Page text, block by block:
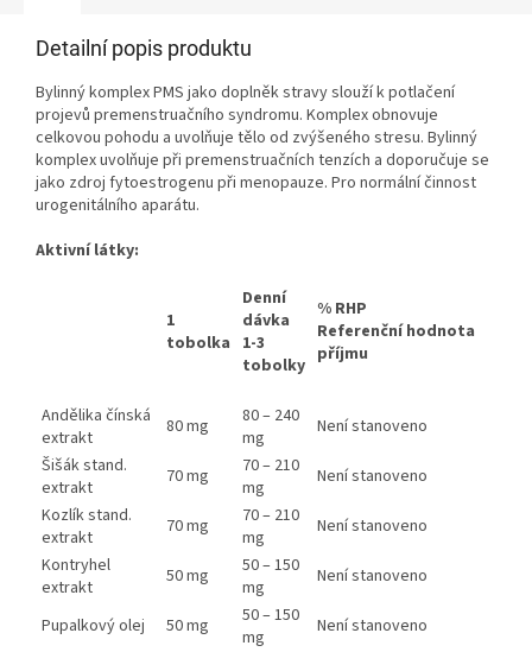
Detailní popis produktu
Bylinný komplex PMS jako doplněk stravy slouží k potlačení
projevů premenstruačního syndromu. Komplex obnovuje
celkovou pohodu a uvolňuje tělo od zvýšeného stresu. Bylinný
komplex uvolňuje při premenstruačních tenzích a doporučuje se
jako zdroj fytoestrogenu při menopauze. Pro normální činnost
urogenitálního aparátu.
Aktivní látky:
1
tobolka
Denní
dávka
1-3
tobolky
% RHP
Referenční hodnota
příjmu
Andělika čínská
extrakt
80 mg
80 – 240
mg
Není stanoveno
Šišák stand.
extrakt
70 mg
70 – 210
mg
Není stanoveno
Kozlík stand.
extrakt
70 mg
70 – 210
mg
Není stanoveno
Kontryhel
extrakt
50 mg
50 – 150
mg
Není stanoveno
Pupalkový olej 50 mg
50 – 150
mg
Není stanoveno